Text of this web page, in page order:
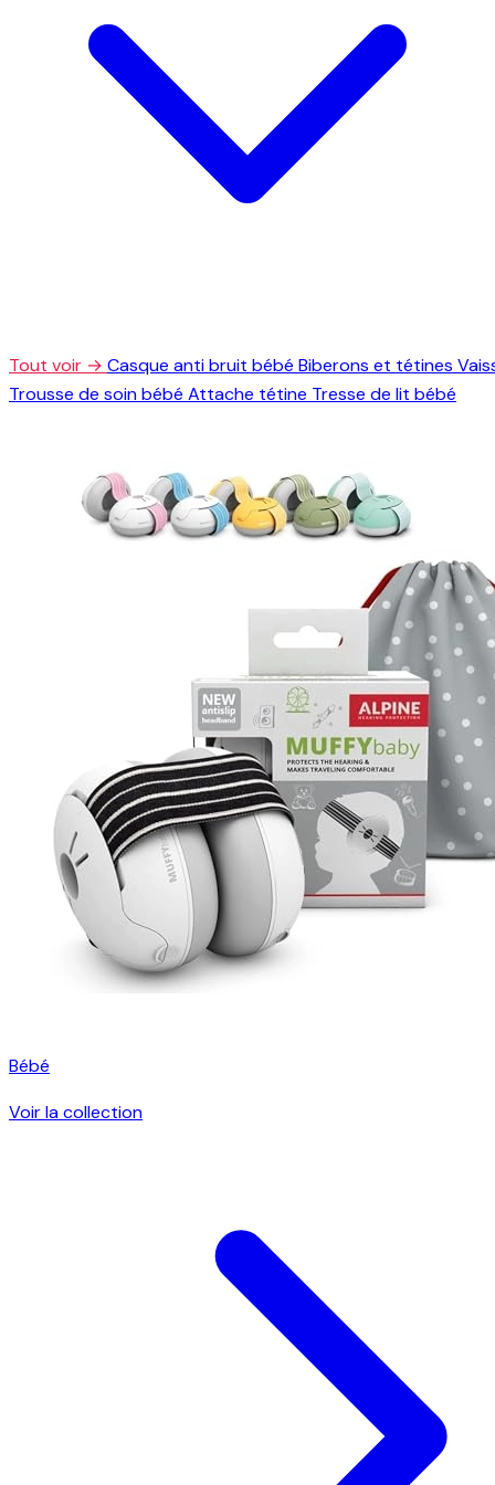
Tout voir → Casque anti bruit bébé Biberons et tétines
Trousse de soin bébé Attache tétine Tresse de lit bébé
Bébé
Voir la collection